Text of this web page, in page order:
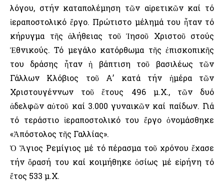
λόγου, στήν καταπολέμηση τῶν αἱρετικῶν καί τό
ἱεραποστολικό ἔργο. Πρώτιστο μέλημά του ἦταν τό
κήρυγμα τῆς ἀλήθειας τοῦ Ἰησοῦ Χριστοῦ στούς
Ἐθνικούς. Τό μεγάλο κατόρθωμα τῆς ἐπισκοπικῆς
του δράσης ἦταν ἡ βάπτιση τοῦ βασιλέως τῶν
Γάλλων Κλόβιος τοῦ Α’ κατά τήν ἡμέρα τῶν
Χριστουγέννων τοῦ ἔτους 496 μ.Χ., τῶν δυό
ἀδελφῶν αὐτοῦ καί 3.000 γυναικῶν καί παίδων. Γιά
τό τεράστιο ἱεραποστολικό του ἔργο ὀνομάσθηκε
«Ἀπόστολος τῆς Γαλλίας».
Ὁ Ἅγιος Ρεμίγιος μέ τό πέρασμα τοῦ χρόνου ἔχασε
τήν ὅρασή του καί κοιμήθηκε ὁσίως μέ εἰρήνη τό
ἔτος 533 μ.Χ.